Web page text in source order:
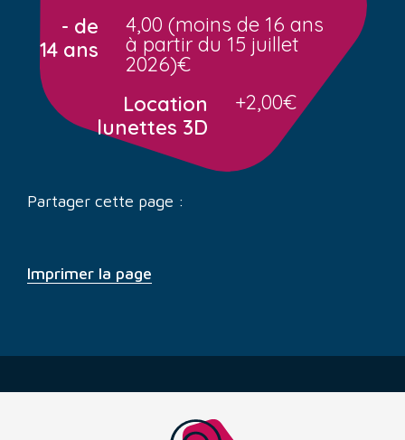
- de
14 ans
4,00 (moins de 16 ans
à partir du 15 juillet
2026)€
Location
lunettes 3D
+2,00€
Partager cette page :
Imprimer la page